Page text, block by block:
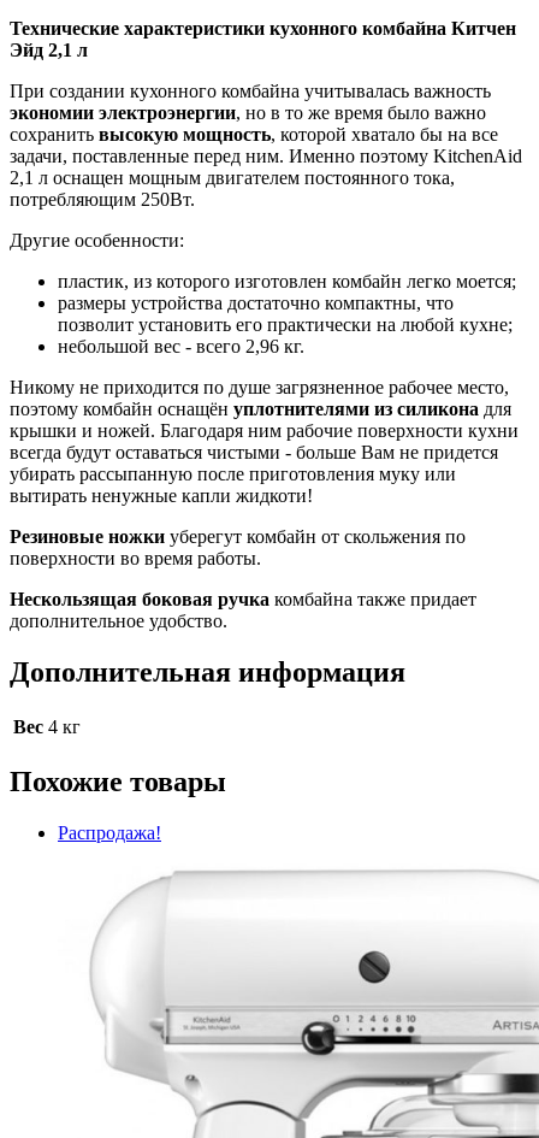
Технические характеристики кухонного комбайна Китчен
Эйд 2,1 л
При создании кухонного комбайна учитывалась важность
экономии электроэнергии, но в то же время было важно
сохранить высокую мощность, которой хватало бы на все
задачи, поставленные перед ним. Именно поэтому KitchenAid
2,1 л оснащен мощным двигателем постоянного тока,
потребляющим 250Вт.
Другие особенности:
пластик, из которого изготовлен комбайн легко моется;
размеры устройства достаточно компактны, что
позволит установить его практически на любой кухне;
небольшой вес - всего 2,96 кг.
Никому не приходится по душе загрязненное рабочее место,
поэтому комбайн оснащён уплотнителями из силикона для
крышки и ножей. Благодаря ним рабочие поверхности кухни
всегда будут оставаться чистыми - больше Вам не придется
убирать рассыпанную после приготовления муку или
вытирать ненужные капли жидкоти!
Резиновые ножки уберегут комбайн от скольжения по
поверхности во время работы.
Нескользящая боковая ручка комбайна также придает
дополнительное удобство.
Дополнительная информация
Вес 4 кг
Похожие товары
Распродажа!